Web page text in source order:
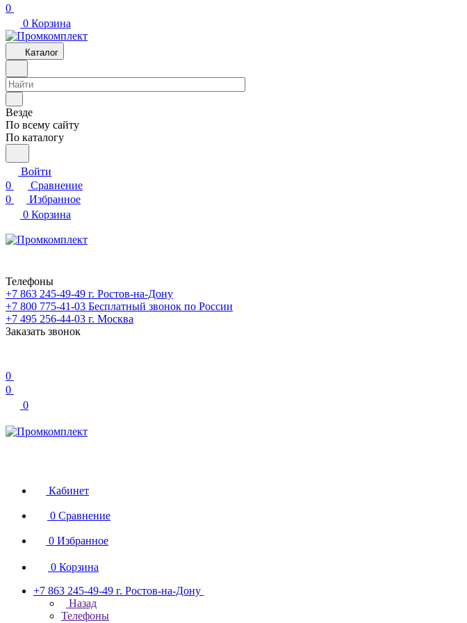
0
0 Корзина
Каталог
Везде
По всему сайту
По каталогу
Войти
0
Сравнение
0
Избранное
0 Корзина
Телефоны
+7 863 245-49-49 г. Ростов-на-Дону
+7 800 775-41-03 Бесплатный звонок по России
+7 495 256-44-03 г. Москва
Заказать звонок
0
0
0
Кабинет
0 Сравнение
0 Избранное
0 Корзина
+7 863 245-49-49 г. Ростов-на-Дону
Назад
Телефоны